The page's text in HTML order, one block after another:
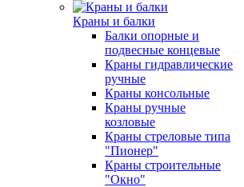
Краны и балки
Балки опорные и
подвесные концевые
Краны гидравлические
ручные
Краны консольные
Краны ручные
козловые
Краны стреловые типа
"Пионер"
Краны строительные
"Окно"